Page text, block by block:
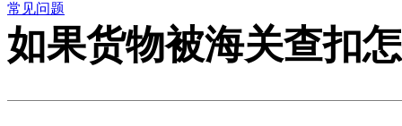
常见问题
如果货物被海关查扣